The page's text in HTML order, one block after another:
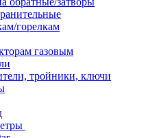
горелкам
газовым
тройники, ключи